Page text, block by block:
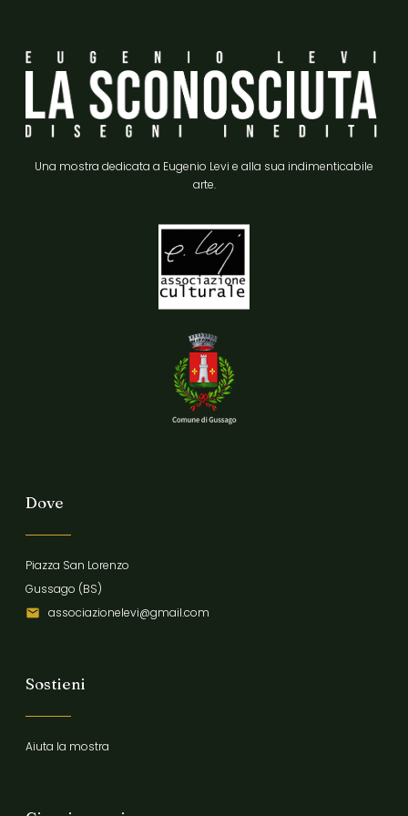
Una mostra dedicata a Eugenio Levi e alla sua indimenticabile
arte.
Dove
Piazza San Lorenzo
Gussago (BS)
associazionelevi@gmail.com
Sostieni
Aiuta la mostra